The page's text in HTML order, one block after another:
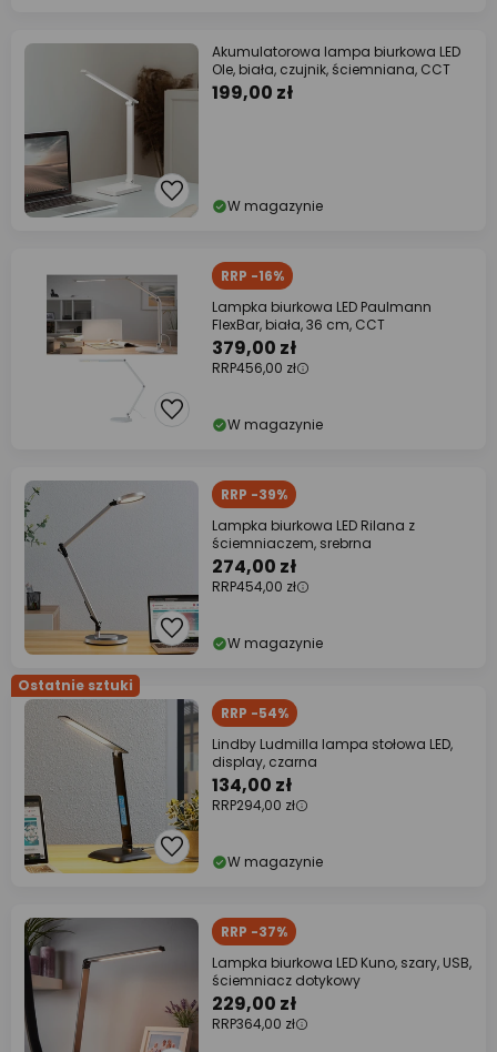
Akumulatorowa lampa biurkowa LED
Ole, biała, czujnik, ściemniana, CCT
199,00 zł
W magazynie
RRP -16%
Lampka biurkowa LED Paulmann
FlexBar, biała, 36 cm, CCT
379,00 zł
RRP456,00 zł
W magazynie
RRP -39%
Lampka biurkowa LED Rilana z
ściemniaczem, srebrna
274,00 zł
RRP454,00 zł
W magazynie
Ostatnie sztuki
RRP -54%
Lindby Ludmilla lampa stołowa LED,
display, czarna
134,00 zł
RRP294,00 zł
W magazynie
RRP -37%
Lampka biurkowa LED Kuno, szary, USB,
ściemniacz dotykowy
229,00 zł
RRP364,00 zł